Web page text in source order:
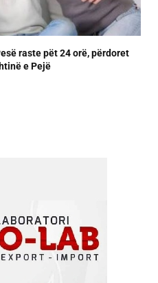
raste pët 24 orë, përdoret
e Pejë